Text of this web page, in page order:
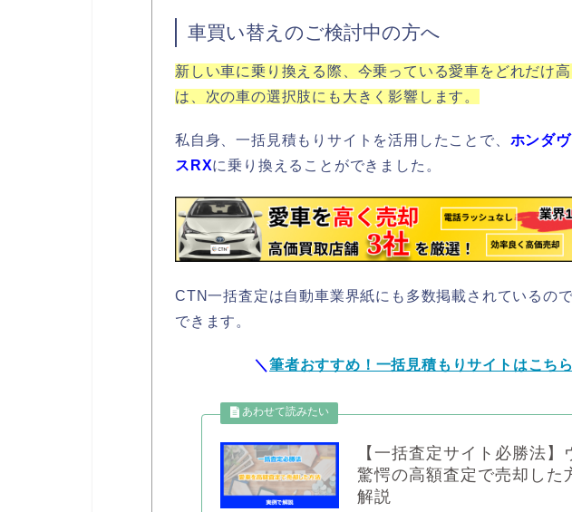
車買い替えのご検討中の方へ
新しい車に乗り換える際、今乗っている愛車をどれだけ
は、次の車の選択肢にも大きく影響します。
私自身、一括見積もりサイトを活用したことで、 ホンダ
スRXに乗り換えることができました。
CTN一括査定は自動車業界紙にも多数掲載されているの
できます。
＼筆者おすすめ！一括見積もりサイトはこち
【一括査定サイト必勝法】
驚愕の高額査定で売却した
解説